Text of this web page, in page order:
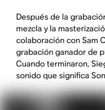
Después de la
mezcla y la
colaboración con Sam
grabación ganador de
Cuando terminaron,
sonido que significa